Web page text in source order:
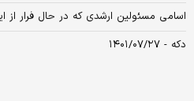
اسامی مسئولین ارشدی که در حال فرار از
دکه - ۱۴۰۱/۰۷/۲۷